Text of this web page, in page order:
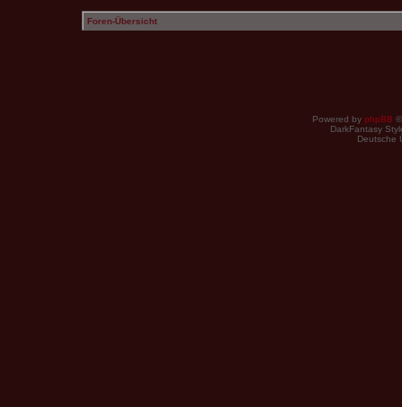
Foren-Übersicht
Powered by phpBB
DarkFantasy
Deutsche